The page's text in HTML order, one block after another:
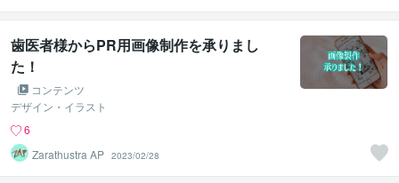
歯医者様からPR用画像制作を承りまし
た！
コンテンツ
デザイン・イラスト
6
Zarathustra AP 2023/02/28